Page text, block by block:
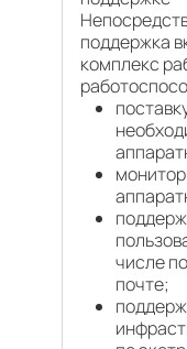
поддержка
комплекс
числе
почте;